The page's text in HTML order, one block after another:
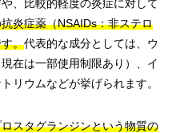
、比較的軽度の炎症に対して
炎症薬（NSAIDs：非ステロ
。代表的な成分としては、ウ
在は一部使用制限あり）、イ
リウムなどが挙げられます。
スタグランジンという物質の